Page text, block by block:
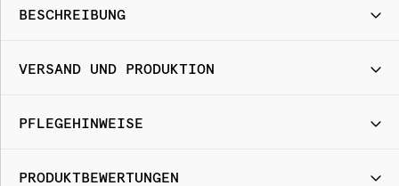
BESCHREIBUNG
VERSAND UND PRODUKTION
PFLEGEHINWEISE
PRODUKTBEWERTUNGEN